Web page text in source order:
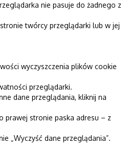
nie pasuje do żadnego z
twórcy przeglądarki lub w jej
wyczyszczenia plików cookie
przeglądarki.
dane przeglądania, kliknij na
prawej stronie paska adresu – z
„Wyczyść dane przeglądania”.